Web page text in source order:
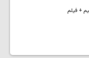
+ فیلم